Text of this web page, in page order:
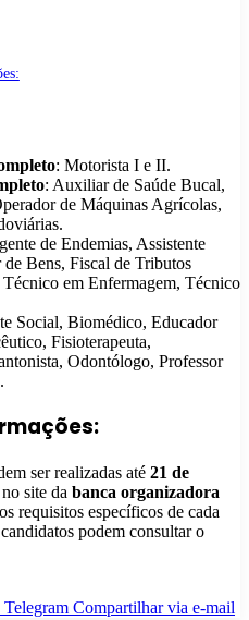
: Motorista I e II.
: Auxiliar de Saúde Bucal,
de Máquinas Agrícolas,
de Endemias, Assistente
Bens, Fiscal de Tributos
em Enfermagem, Técnico
Social, Biomédico, Educador
Fisioterapeuta,
Odontólogo, Professor
ser realizadas até 21 de
site da banca organizadora
requisitos específicos de cada
podem consultar o
Telegram Compartilhar via e-mail